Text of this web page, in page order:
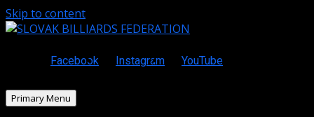
Skip to content
Facebook Instagram YouTube
Primary Menu